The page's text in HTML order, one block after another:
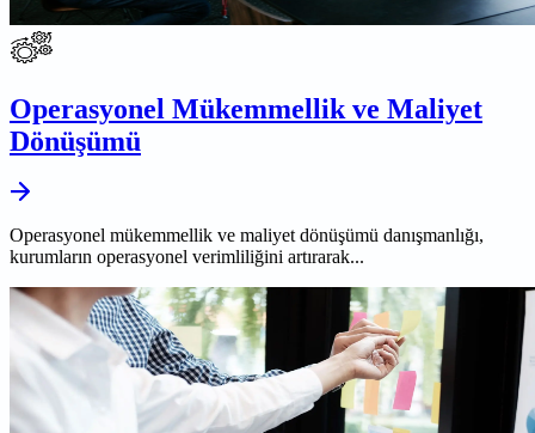
Operasyonel Mükemmellik ve Maliyet
Dönüşümü
Operasyonel mükemmellik ve maliyet dönüşümü danışmanlığı,
kurumların operasyonel verimliliğini artırarak...